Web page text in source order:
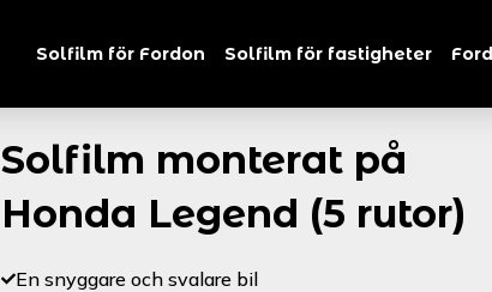
Solfilm för Fordon Solfilm för fastigheter
Solfilm monterat på
Honda Legend (5 rutor)
En snyggare och svalare bil